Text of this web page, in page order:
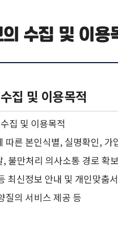
수집 및 이용
집 및 이용목적